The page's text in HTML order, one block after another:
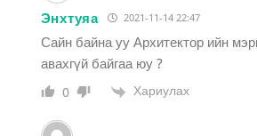
Энхтуяа 2021-11-14 22:47
Сайн байна уу Архитектор ийн
авахгүй байгаа юу ?
0 Хариулах